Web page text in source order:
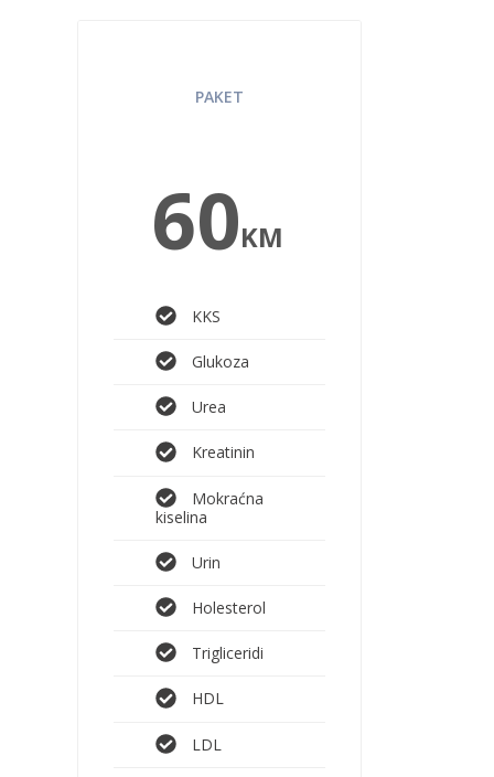
PAKET
60KM
KKS
Glukoza
Urea
Kreatinin
Mokraćna
kiselina
Urin
Holesterol
Trigliceridi
HDL
LDL